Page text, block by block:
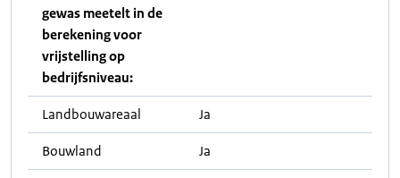
gewas meetelt in de
berekening voor
vrijstelling op
bedrijfsniveau:
Landbouwareaal Ja
Bouwland Ja